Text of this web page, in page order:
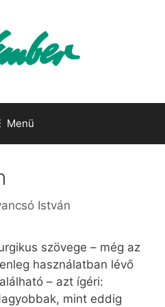
Menü
István
szövege – még az
használatban lévő
– azt ígéri:
mint eddig